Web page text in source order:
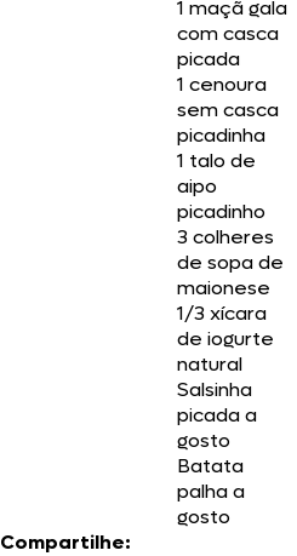
1 maçã gala
com casca
picada
1 cenoura
sem casca
picadinha
1 talo de
aipo
picadinho
3 colheres
de sopa de
maionese
1/3 xícara
de iogurte
natural
Salsinha
picada a
gosto
Batata
palha a
gosto
Compartilhe: